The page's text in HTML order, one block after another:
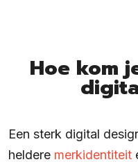
Hoe kom
Een sterk digital
heldere merkidentiteit